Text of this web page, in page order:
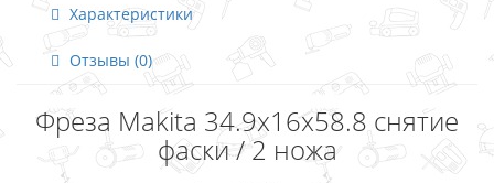
Характеристики
Отзывы (0)
Фреза Makita 34.9х16х58.8 снятие
фаски / 2 ножа